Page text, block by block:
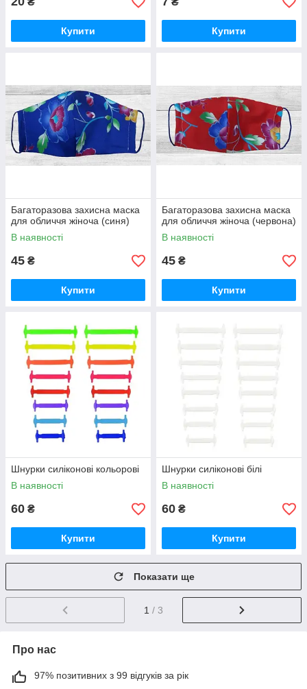
Купити Купити
Багаторазова захисна маска
для обличчя жіноча (синя)
В наявності
45 ₴
Купити
Багаторазова захисна маска
для обличчя жіноча (червона)
В наявності
45 ₴
Купити
Шнурки силіконові кольорові
В наявності
60 ₴
Купити
Шнурки силіконові білі
В наявності
60 ₴
Купити
Показати ще
1 / 3
Про нас
97% позитивних з 99 відгуків за рік